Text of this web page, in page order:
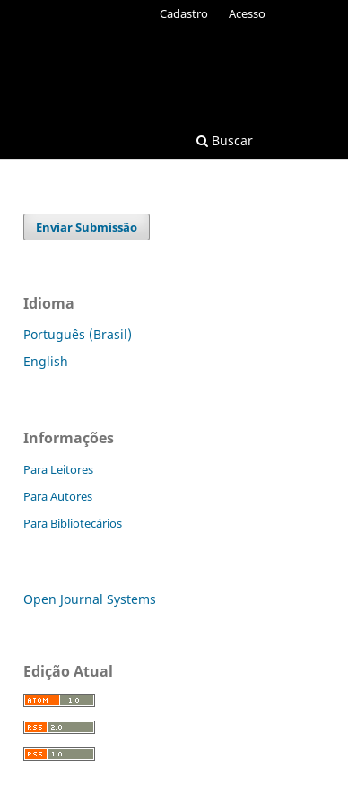
Buscar
Cadastro Acesso
Enviar Submissão
Idioma
Português (Brasil)
English
Informações
Para Leitores
Para Autores
Para Bibliotecários
Open Journal Systems
Edição Atual